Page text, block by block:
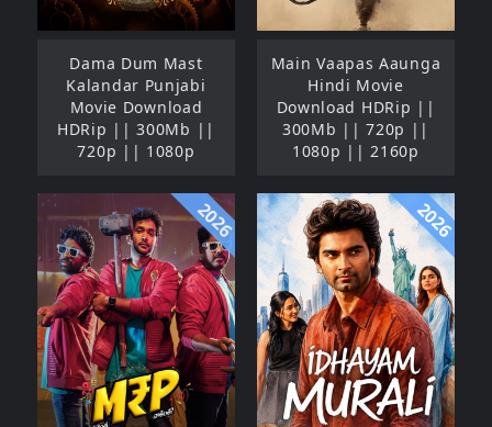
Dama Dum Mast
Kalandar Punjabi
Movie Download
HDRip || 300Mb ||
720p || 1080p
Main Vaapas Aaunga
Hindi Movie
Download HDRip ||
300Mb || 720p ||
1080p || 2160p
2026 2026